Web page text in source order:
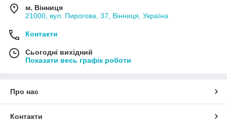
м. Вінниця
21000, вул. Пирогова, 37, Вінниця, Україна
Контакти
Сьогодні вихідний
Показати весь графік роботи
Про нас
Контакти